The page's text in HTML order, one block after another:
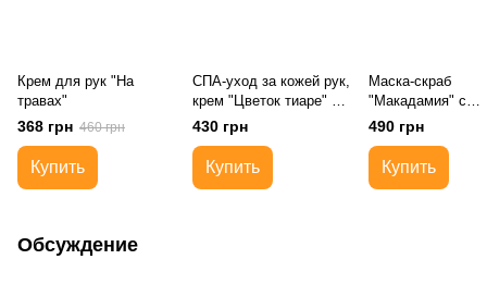
Крем для рук "На
травах"
368 грн 460 грн
Купить
СПА-уход за кожей рук,
крем "Цветок тиаре" на
цветочных восках
430 грн
Купить
Маска-скраб
"Макадамия" с
энзимами
папайи
490 грн
Купить
Обсуждение